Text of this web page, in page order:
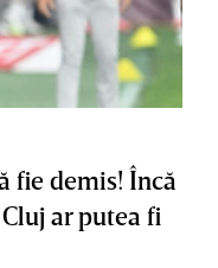
fie demis! Încă
ar putea fi